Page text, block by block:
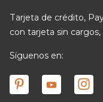
Tarjeta de crédito,
con tarjeta sin
Síguenos en: